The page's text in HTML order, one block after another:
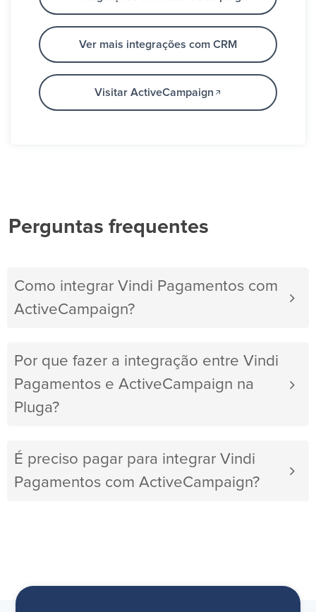
Ver mais integrações com CRM
Visitar ActiveCampaign
Perguntas frequentes
Como integrar Vindi Pagamentos com
ActiveCampaign?
Por que fazer a integração entre Vindi
Pagamentos e ActiveCampaign na
Pluga?
É preciso pagar para integrar Vindi
Pagamentos com ActiveCampaign?